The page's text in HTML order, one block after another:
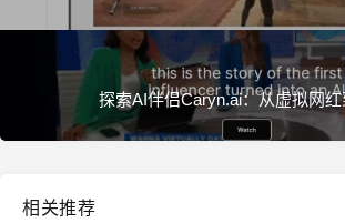
探索AI伴侣Caryn.ai：从虚拟网
相关推荐